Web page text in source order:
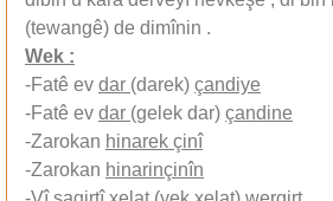
(tewangê) de dimînin .
Wek :
-Fatê ev dar (darek) çandiye
-Fatê ev dar (gelek dar) çandine
-Zarokan hinarek çinî
-Zarokan hinarinçinîn